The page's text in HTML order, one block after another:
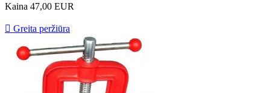
Kaina 47,00 EUR
 Greita peržiūra